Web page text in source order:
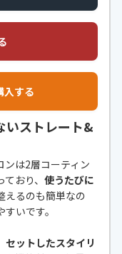
入する
いストレート&
ンは2層コーティン
おり、 使うたびに
えるのも簡単なの
いです。
セットしたスタイリ